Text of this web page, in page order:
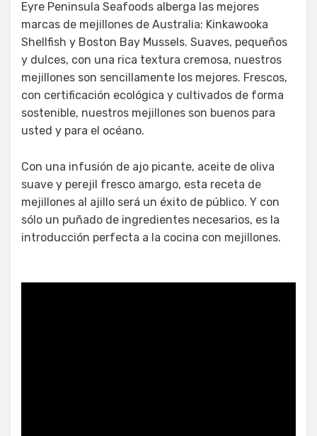
Eyre Peninsula Seafoods alberga las mejores
marcas de mejillones de Australia: Kinkawooka
Shellfish y Boston Bay Mussels. Suaves, pequeños
y dulces, con una rica textura cremosa, nuestros
mejillones son sencillamente los mejores. Frescos,
con certificación ecológica y cultivados de forma
sostenible, nuestros mejillones son buenos para
usted y para el océano.
Con una infusión de ajo picante, aceite de oliva
suave y perejil fresco amargo, esta receta de
mejillones al ajillo será un éxito de público. Y con
sólo un puñado de ingredientes necesarios, es la
introducción perfecta a la cocina con mejillones.